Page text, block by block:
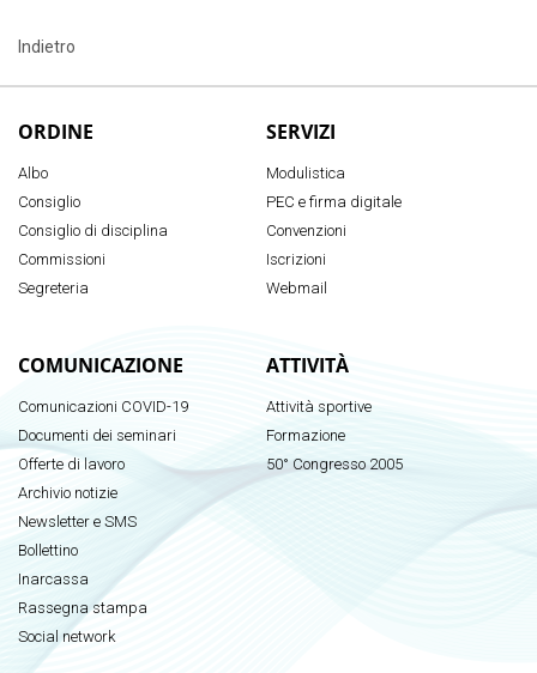
Indietro
ORDINE
Albo
Consiglio
Consiglio di disciplina
Commissioni
Segreteria
SERVIZI
Modulistica
PEC e firma digitale
Convenzioni
Iscrizioni
Webmail
COMUNICAZIONE
Comunicazioni COVID-19
Documenti dei seminari
Offerte di lavoro
Archivio notizie
Newsletter e SMS
Bollettino
Inarcassa
Rassegna stampa
Social network
ATTIVITÀ
Attività sportive
Formazione
50° Congresso 2005